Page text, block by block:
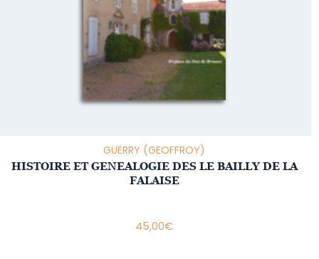
GUERRY (GEOFFROY)
HISTOIRE ET GENEALOGIE DES LE BAILLY DE LA
FALAISE
45,00€